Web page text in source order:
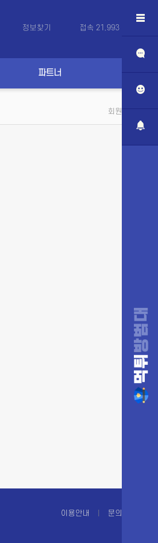
정보찾기 접속 21,993 (
파트너
회원 로그인
이용안내 문의하기